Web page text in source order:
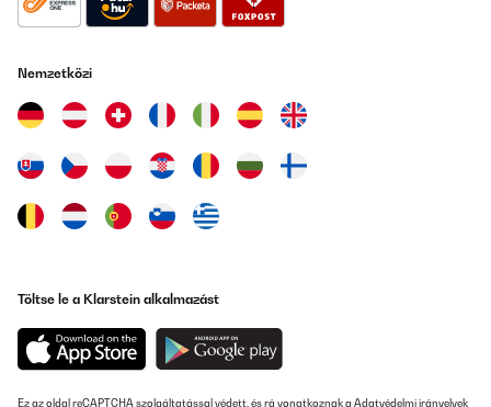
Nemzetközi
Töltse le a Klarstein alkalmazást
Ez az oldal reCAPTCHA szolgáltatással védett, és rá vonatkoznak a Adatvédelmi irányelvek